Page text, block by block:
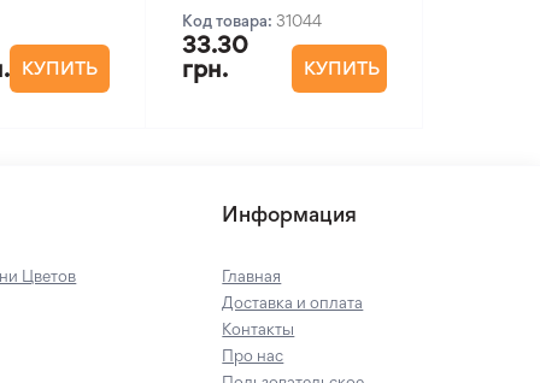
КУПИТЬ
Код товара: 31044
33.30
грн.
КУПИТЬ
Цветов
Информация
Главная
Доставка и оплата
Контакты
Про нас